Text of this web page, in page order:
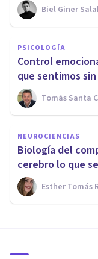
Biel Giner
PSICOLOGÍA
Control
que sentimos
Tomás Santa
NEUROCIENCIAS
Biología del
cerebro lo que
Esther Tomás